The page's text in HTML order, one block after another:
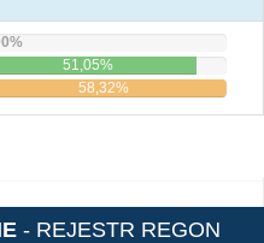
51,05%
58,32%
- REJESTR REGON